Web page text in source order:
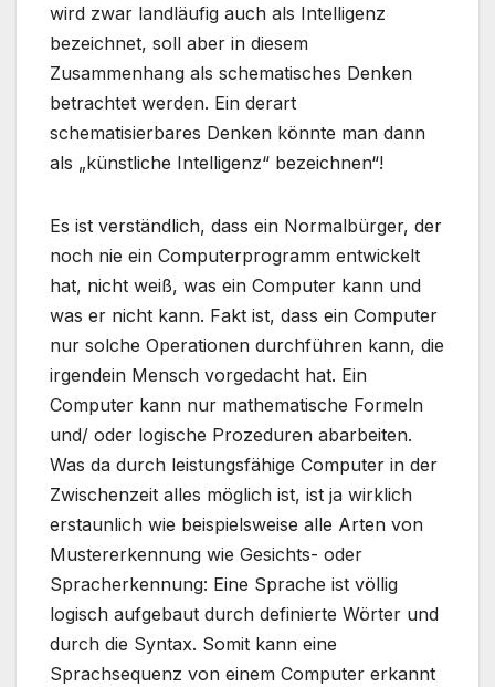
wird zwar landläufig auch als Intelligenz
bezeichnet, soll aber in diesem
Zusammenhang als schematisches Denken
betrachtet werden. Ein derart
schematisierbares Denken könnte man dann
als „künstliche Intelligenz“ bezeichnen“!
Es ist verständlich, dass ein Normalbürger, der
noch nie ein Computerprogramm entwickelt
hat, nicht weiß, was ein Computer kann und
was er nicht kann. Fakt ist, dass ein Computer
nur solche Operationen durchführen kann, die
irgendein Mensch vorgedacht hat. Ein
Computer kann nur mathematische Formeln
und/ oder logische Prozeduren abarbeiten.
Was da durch leistungsfähige Computer in der
Zwischenzeit alles möglich ist, ist ja wirklich
erstaunlich wie beispielsweise alle Arten von
Mustererkennung wie Gesichts- oder
Spracherkennung: Eine Sprache ist völlig
logisch aufgebaut durch definierte Wörter und
durch die Syntax. Somit kann eine
Sprachsequenz von einem Computer erkannt